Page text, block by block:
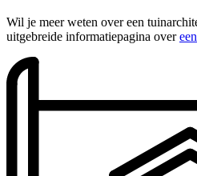
Wil je meer weten over een
uitgebreide informatiepagina over